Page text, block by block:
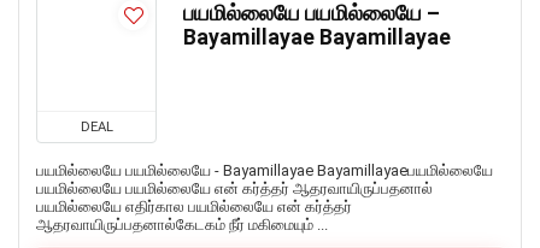
DEAL
பயமில்லையே பயமில்லையே –
Bayamillayae Bayamillayae
பயமில்லையே பயமில்லையே - Bayamillayae Bayamillayaeபயமில்லையே
பயமில்லையே பயமில்லையே என் கர்த்தர் ஆதரவாயிருப்பதனால்
பயமில்லையே எதிர்கால பயமில்லையே என் கர்த்தர்
ஆதரவாயிருப்பதனால்கேடகம் நீர் மகிமையும் ...